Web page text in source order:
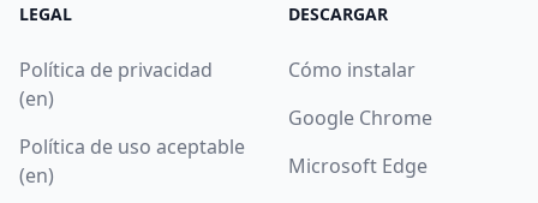
LEGAL
Política de privacidad
(en)
Política de uso aceptable
(en)
DESCARGAR
Cómo instalar
Google Chrome
Microsoft Edge